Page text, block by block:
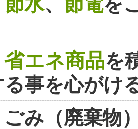
省エネ商品を
る事を心がけ
ごみ（廃棄物